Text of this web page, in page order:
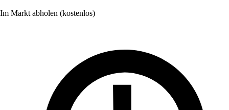
Im Markt abholen (kostenlos)